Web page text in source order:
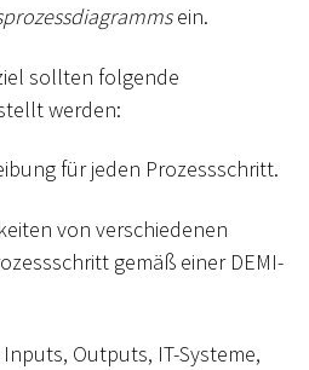
ein.
sollten folgende
werden:
für jeden Prozessschritt.
von verschiedenen
gemäß einer DEMI-
Outputs, IT-Systeme,